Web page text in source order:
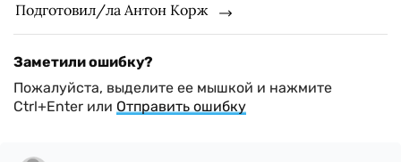
Подготовил/ла Антон Корж
Заметили ошибку?
Пожалуйста, выделите ее мышкой и нажмите
Ctrl+Enter или Отправить ошибку